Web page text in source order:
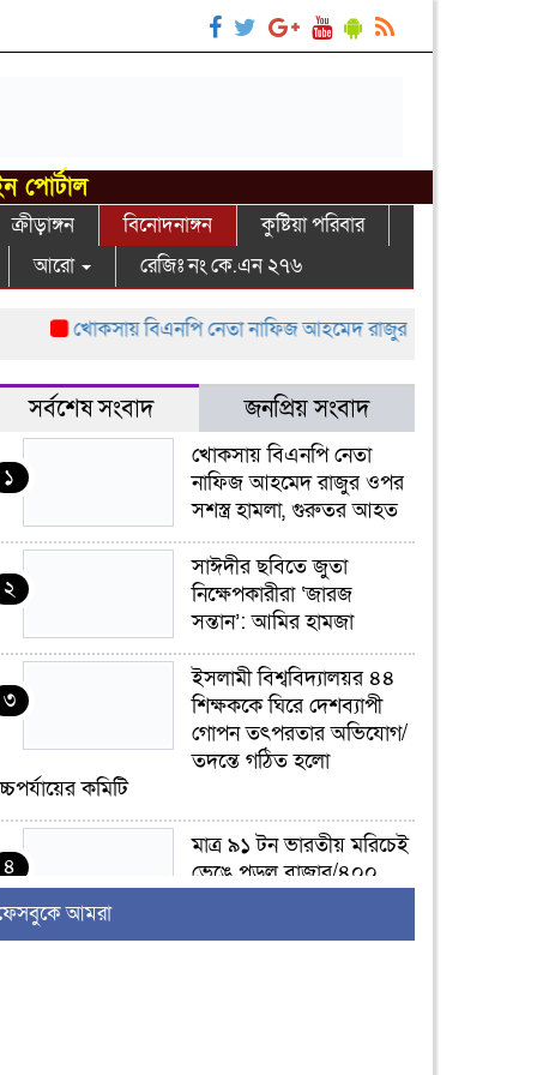
পোর্টাল
ক্রীড়াঙ্গন বিনোদনাঙ্গন
কুষ্টিয়া পরিবার
আরো রেজিঃ নং কে.এন ২৭৬
খোকসায় বিএনপি নেতা নাফিজ আহমেদ রাজুর ওপর সশস্ত্র হামলা,
সর্বশেষ সংবাদ জনপ্রিয় সংবাদ
১
খোকসায় বিএনপি নেতা
নাফিজ আহমেদ রাজুর ওপর
সশস্ত্র হামলা, গুরুতর আহত
২
সাঈদীর ছবিতে জুতা
নিক্ষেপকারীরা ‘জারজ
সন্তান’: আমির হামজা
৩
ইসলামী বিশ্ববিদ্যালয়র ৪৪
শিক্ষককে ঘিরে দেশব্যাপী
গোপন তৎপরতার অভিযোগ/
তদন্তে গঠিত হলো
কমিটি
৪
মাত্র ৯১ টন ভারতীয় মরিচেই
ভেঙে পড়ল বাজার/৪০০
আমরা